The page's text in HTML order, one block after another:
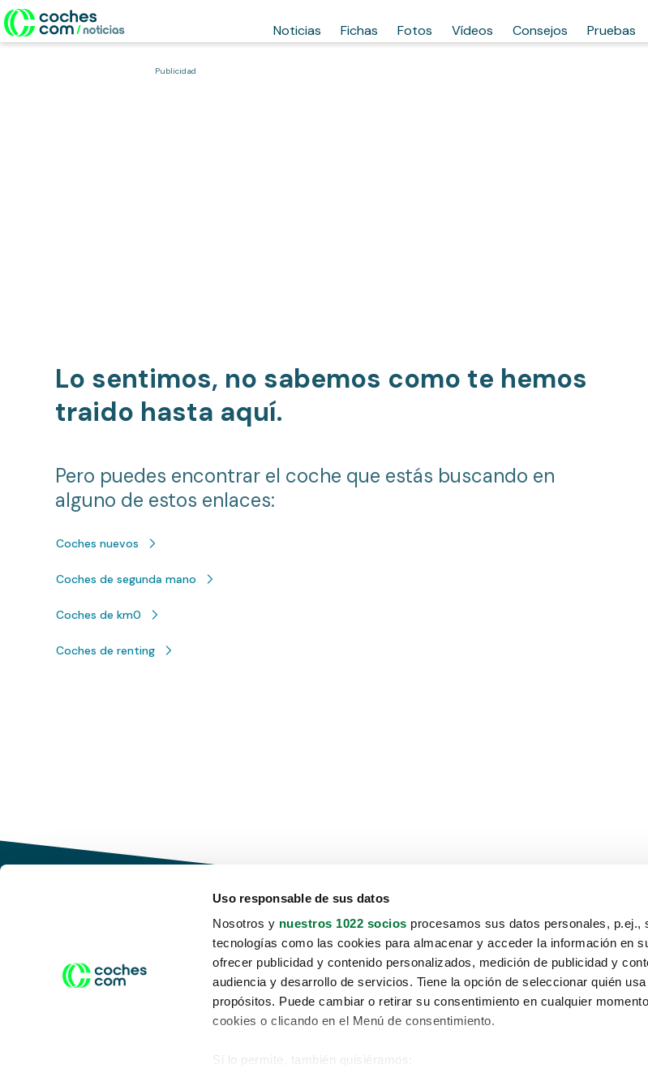
Uso responsable de sus datos
Nosotros y nuestros 1022 socios procesamos sus datos personales, p.ej.,
tecnologías como las cookies para almacenar y acceder la información en
ofrecer publicidad y contenido personalizados, medición de publicidad y
audiencia y desarrollo de servicios. Tiene la opción de seleccionar quién
propósitos. Puede cambiar o retirar su consentimiento en cualquier
cookies o clicando en el Menú de consentimiento.
Si lo permite, también quisiéramos:
Noticias Fichas Fotos Vídeos Consejos Pruebas
Publicidad
Lo sentimos, no sabemos como te hemos
traido hasta aquí.
Pero puedes encontrar el coche que estás buscando en
alguno de estos enlaces:
Coches nuevos
Coches de segunda mano
Coches de km0
Coches de renting
Conduce tu futuro,
desata tu movilidad